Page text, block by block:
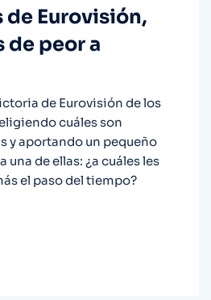
de Eurovisión,
de peor a
de Eurovisión de los
cuáles son
y aportando un pequeño
una de ellas: ¿a cuáles les
el paso del tiempo?